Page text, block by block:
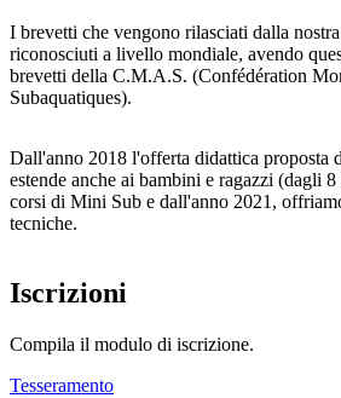
I brevetti che vengono rilasciati dalla
riconosciuti a livello mondiale, avendo
brevetti della C.M.A.S. (Confédération
Subaquatiques).
Dall'anno 2018 l'offerta didattica proposta
estende anche ai bambini e ragazzi (dagli
corsi di Mini Sub e dall'anno 2021,
tecniche.
Iscrizioni
Compila il modulo di iscrizione.
Tesseramento